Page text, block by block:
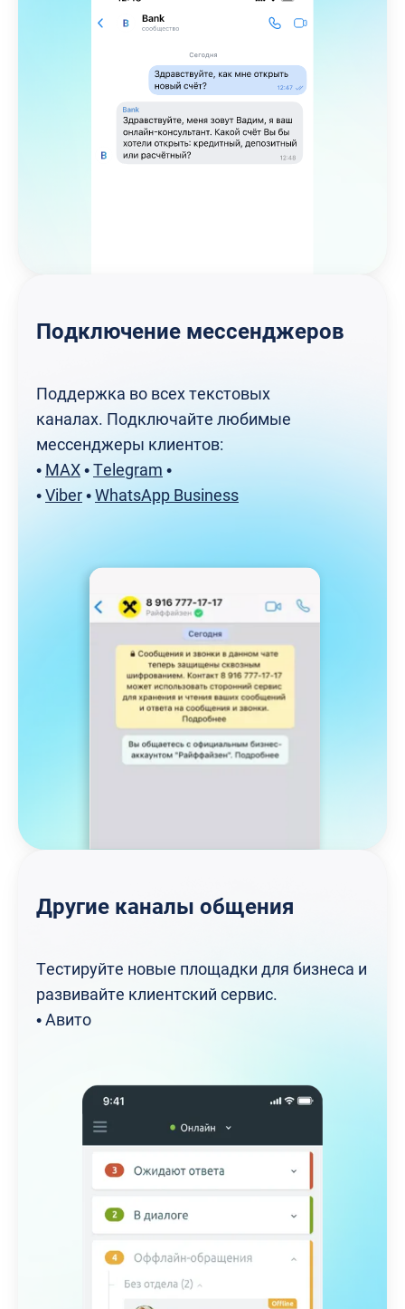
Подключение мессенджеров
Поддержка во всех текстовых
каналах. Подключайте любимые
мессенджеры клиентов:
• MAX•Telegram •
•Viber•WhatsApp Business
Другие каналы общения
Тестируйте новые площадки для бизнеса и
развивайте клиентский сервис.
• Авито